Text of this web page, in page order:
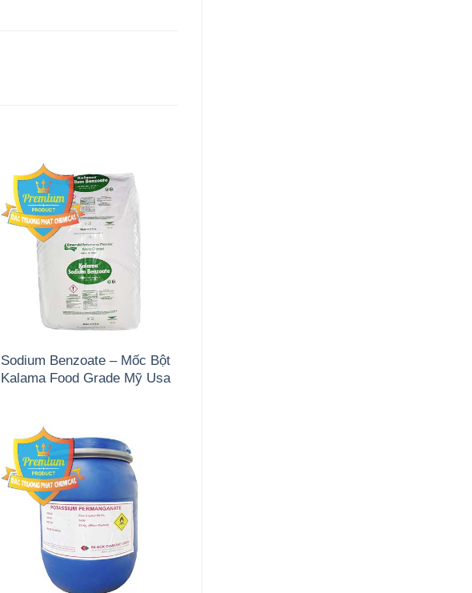
Sodium Benzoate – Mốc Bột
Kalama Food Grade Mỹ Usa